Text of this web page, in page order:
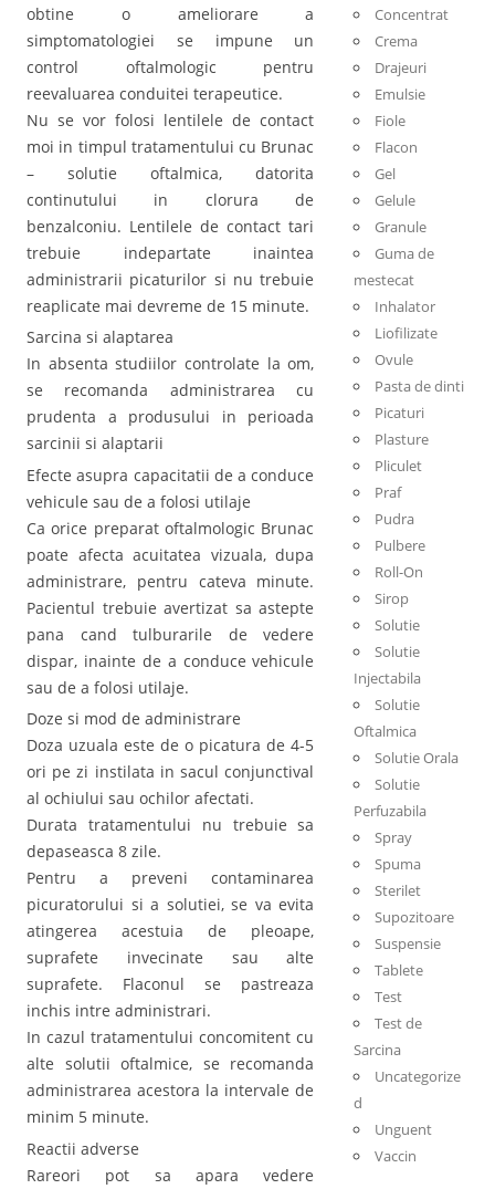
obtine o ameliorare a
simptomatologiei se impune un
control oftalmologic pentru
reevaluarea conduitei terapeutice.
Nu se vor folosi lentilele de contact
moi in timpul tratamentului cu Brunac
– solutie oftalmica, datorita
continutului in clorura de
benzalconiu. Lentilele de contact tari
trebuie indepartate inaintea
administrarii picaturilor si nu trebuie
reaplicate mai devreme de 15 minute.
Sarcina si alaptarea
In absenta studiilor controlate la om,
se recomanda administrarea cu
prudenta a produsului in perioada
sarcinii si alaptarii
Efecte asupra capacitatii de a conduce
vehicule sau de a folosi utilaje
Ca orice preparat oftalmologic Brunac
poate afecta acuitatea vizuala, dupa
administrare, pentru cateva minute.
Pacientul trebuie avertizat sa astepte
pana cand tulburarile de vedere
dispar, inainte de a conduce vehicule
sau de a folosi utilaje.
Doze si mod de administrare
Doza uzuala este de o picatura de 4-5
ori pe zi instilata in sacul conjunctival
al ochiului sau ochilor afectati.
Durata tratamentului nu trebuie sa
depaseasca 8 zile.
Pentru a preveni contaminarea
picuratorului si a solutiei, se va evita
atingerea acestuia de pleoape,
suprafete invecinate sau alte
suprafete. Flaconul se pastreaza
inchis intre administrari.
In cazul tratamentului concomitent cu
alte solutii oftalmice, se recomanda
administrarea acestora la intervale de
minim 5 minute.
Reactii adverse
Rareori pot sa apara vedere
Concentrat
Crema
Drajeuri
Emulsie
Fiole
Flacon
Gel
Gelule
Granule
Guma de
mestecat
Inhalator
Liofilizate
Ovule
Pasta de dinti
Picaturi
Plasture
Pliculet
Praf
Pudra
Pulbere
Roll-On
Sirop
Solutie
Solutie
Injectabila
Solutie
Oftalmica
Solutie Orala
Solutie
Perfuzabila
Spray
Spuma
Sterilet
Supozitoare
Suspensie
Tablete
Test
Test de
Sarcina
Uncategorize
d
Unguent
Vaccin